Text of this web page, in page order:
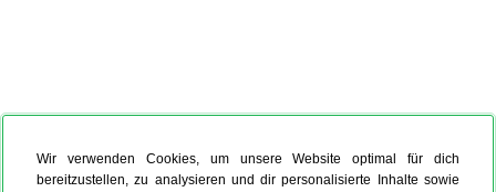
Wir verwenden Cookies, um unsere Website optimal für dich
bereitzustellen, zu analysieren und dir personalisierte Inhalte sowie